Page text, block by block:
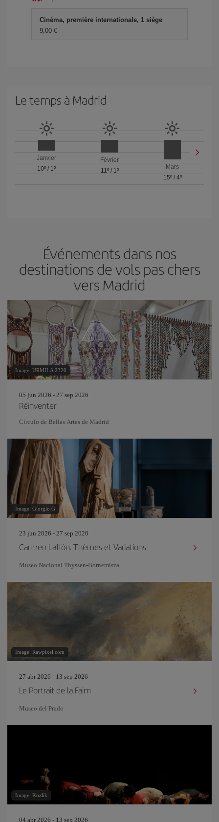
Cinéma, première internationale, 1 siège
9,00 €
Le temps à Madrid
Janvier
10º / 1º
Février
11º/ 1º
Mars
15º/ 4º
Événements dans nos
destinations de vols pas chers
vers Madrid
Image: URMILA 2320
05 jun 2026 - 27 sep 2026
Réinventer
Círculo de Bellas Artes de Madrid
Image: Giorgio G
23 jun 2026 - 27 sep 2026
Carmen Laffón. Thèmes et Variations
Museo Nacional Thyssen-Bornemisza
Image: Rawpixel.com
27 abr 2026 - 13 sep 2026
Le Portrait de la Faim
Museo del Prado
Image: Kozlik
04 abr 2026 - 13 sep 2026